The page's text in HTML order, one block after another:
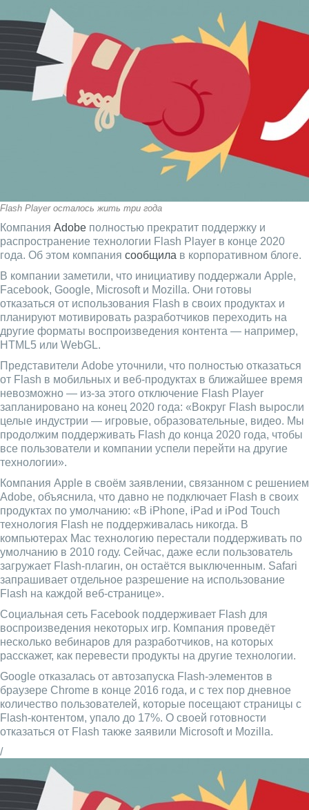
Flash Player осталось жить три года
Компания Adobe полностью прекратит поддержку и
распространение технологии Flash Player в конце 2020
года. Об этом компания сообщила в корпоративном блоге.
В компании заметили, что инициативу поддержали Apple,
Facebook, Google, Microsoft и Mozilla. Они готовы
отказаться от использования Flash в своих продуктах и
планируют мотивировать разработчиков переходить на
другие форматы воспроизведения контента — например,
HTML5 или WebGL.
Представители Adobe уточнили, что полностью отказаться
от Flash в мобильных и веб-продуктах в ближайшее время
невозможно — из-за этого отключение Flash Player
запланировано на конец 2020 года: «Вокруг Flash выросли
целые индустрии — игровые, образовательные, видео. Мы
продолжим поддерживать Flash до конца 2020 года, чтобы
все пользователи и компании успели перейти на другие
технологии».
Компания Apple в своём заявлении, связанном с решением
Adobe, объяснила, что давно не подключает Flash в своих
продуктах по умолчанию: «В iPhone, iPad и iPod Touch
технология Flash не поддерживалась никогда. В
компьютерах Mac технологию перестали поддерживать по
умолчанию в 2010 году. Сейчас, даже если пользователь
загружает Flash-плагин, он остаётся выключенным. Safari
запрашивает отдельное разрешение на использование
Flash на каждой веб-странице».
Социальная сеть Facebook поддерживает Flash для
воспроизведения некоторых игр. Компания проведёт
несколько вебинаров для разработчиков, на которых
расскажет, как перевести продукты на другие технологии.
Google отказалась от автозапуска Flash-элементов в
браузере Chrome в конце 2016 года, и с тех пор дневное
количество пользователей, которые посещают страницы с
Flash-контентом, упало до 17%. О своей готовности
отказаться от Flash также заявили Microsoft и Mozilla.
/